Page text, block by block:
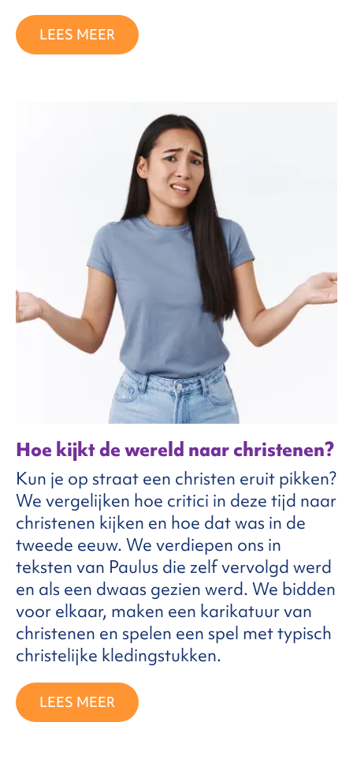
LEES MEER
Hoe kijkt de wereld naar christenen?
Kun je op straat een christen eruit pikken?
We vergelijken hoe critici in deze tijd naar
christenen kijken en hoe dat was in de
tweede eeuw. We verdiepen ons in
teksten van Paulus die zelf vervolgd werd
en als een dwaas gezien werd. We bidden
voor elkaar, maken een karikatuur van
christenen en spelen een spel met typisch
christelijke kledingstukken.
LEES MEER